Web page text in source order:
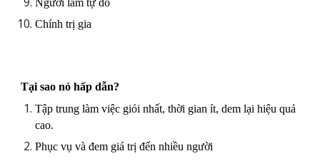
Người làm tự do
Chính trị gia
Tại sao nó hấp dẫn?
Tập trung làm việc giỏi nhất, thời gian ít, dem lại hiệu quả
cao.
Phục vụ và đem giá trị đến nhiều người